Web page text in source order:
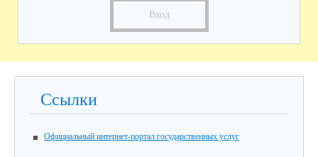
Вход
Ссылки
Официальный интернет-портал государственных услуг